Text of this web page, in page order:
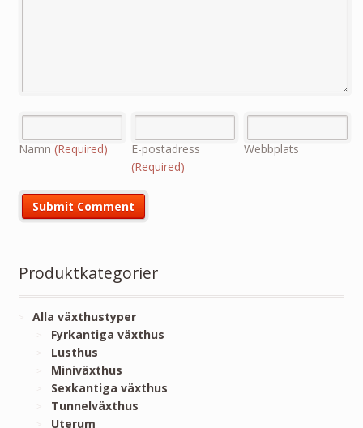
Namn (Required)
E-postadress
(Required)
Webbplats
Produktkategorier
Alla växthustyper
Fyrkantiga växthus
Lusthus
Miniväxthus
Sexkantiga växthus
Tunnelväxthus
Uterum